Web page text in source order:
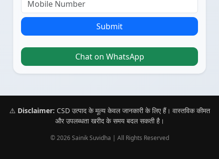
Submit
Chat on WhatsApp
⚠️ Disclaimer: CSD उत्पाद के मूल्य केवल जानकारी के लिए हैं। वास्तविक कीमत
और उपलब्धता खरीद के समय बदल सकती है।
© 2026 Sainik Suvidha | All Rights Reserved